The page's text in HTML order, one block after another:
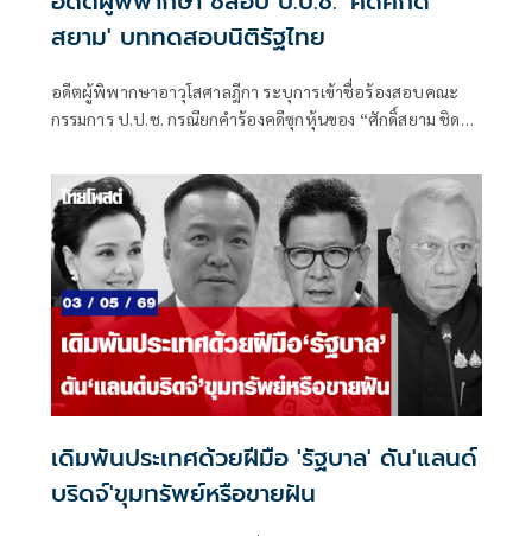
สยาม' บททดสอบนิติรัฐไทย
อดีตผู้พิพากษาอาวุโสศาลฎีกา ระบุการเข้าชื่อร้องสอบคณะ
กรรมการ ป.ป.ช. กรณียกคำร้องคดีซุกหุ้นของ “ศักดิ์สยาม ชิด
ป.ป.ช. ที่สวนทางคำวินิจฉัยศ
เดิมพันประเทศด้วยฝีมือ 'รัฐบาล' ดัน'แลนด์
บริดจ์'ขุมทรัพย์หรือขายฝัน